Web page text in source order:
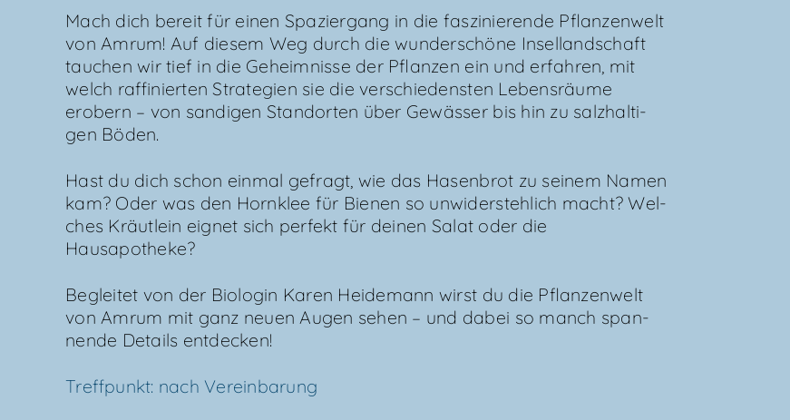
Mach dich bereit für einen Spa­zier­gang in die fas­zi­nie­ren­de Pflan­zen­welt
von Amrum! Auf die­sem Weg durch die wun­der­schö­ne Insel­land­schaft
tau­chen wir tief in die Geheim­nis­se der Pflan­zen ein und erfah­ren, mit
welch raf­fi­nier­ten Stra­te­gien sie die ver­schie­dens­ten Lebens­räu­me
erobern – von san­di­gen Stand­or­ten über Gewäs­ser bis hin zu salz­hal­ti­
gen Böden.
Hast du dich schon ein­mal gefragt, wie das Hasen­brot zu sei­nem Namen
kam? Oder was den Horn­klee für Bie­nen so unwi­der­steh­lich macht? Wel­
ches Kräut­lein eig­net sich per­fekt für dei­nen Salat oder die
Hausapotheke?
Beglei­tet von der Bio­lo­gin Karen Hei­de­mann wirst du die Pflan­zen­welt
von Amrum mit ganz neu­en Augen sehen – und dabei so manch span­
nen­de Details entdecken!
Treff­punkt: nach Vereinbarung